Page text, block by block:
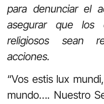
para denunciar el
asegurar que los
religiosos sean
acciones.
“Vos estis lux
mundo…. Nuestro